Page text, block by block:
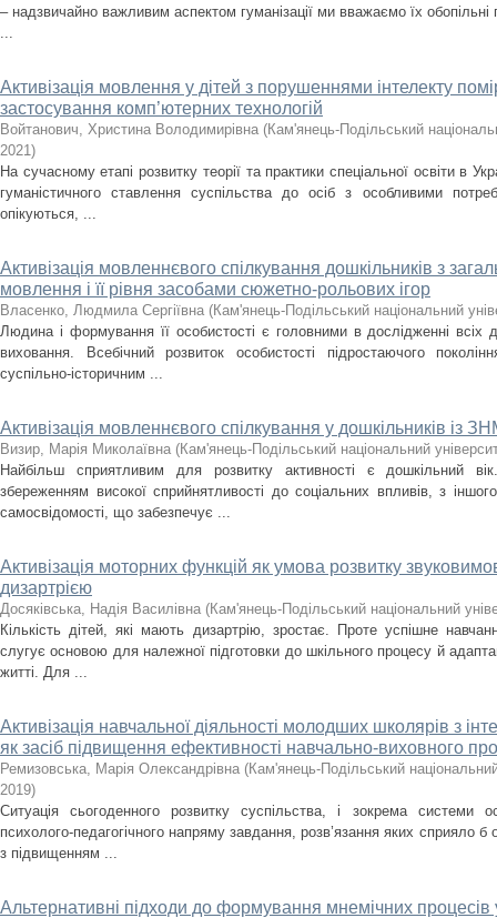
– надзвичайно важливим аспектом гуманізації ми вважаємо їх
...
Активізація мовлення у дітей з порушеннями інтелекту
застосування комп’ютерних технологій
Войтанович, Христина Володимирівна (Кам'янець-Подільський
2021)
На сучасному етапі розвитку теорії та практики спеціальної освіти в
гуманістичного ставлення суспільства до осіб з особливими
опікуються, ...
Активізація мовленнєвого спілкування дошкільників з
мовлення і її рівня засобами сюжетно-рольових ігор
Власенко, Людмила Сергіївна (Кам'янець-Подільський національний
Людина і формування її особистості є головними в дослідженні всіх
виховання. Всебічний розвиток особистості підростаючого
суспільно-історичним ...
Активізація мовленнєвого спілкування у дошкільників із
Визир, Марія Миколаївна (Кам'янець-Подільський національний
Найбільш сприятливим для розвитку активності є дошкільний
збереженням високої сприйнятливості до соціальних впливів, з
самосвідомості, що забезпечує ...
Активізація моторних функцій як умова розвитку
дизартрією
Досяківська, Надія Василівна (Кам'янець-Подільський національний
Кількість дітей, які мають дизартрію, зростає. Проте успішне
слугує основою для належної підготовки до шкільного процесу й
житті. Для ...
Активізація навчальної діяльності молодших школярів з
як засіб підвищення ефективності навчально-виховного
Ремизовська, Марія Олександрівна (Кам'янець-Подільський
2019)
Ситуація сьогоденного розвитку суспільства, і зокрема системи
психолого-педагогічного напряму завдання, розв’язання яких сприяло б
з підвищенням ...
Альтернативні підходи до формування мнемічних процесів